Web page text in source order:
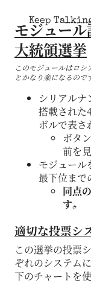
Keep
モジュー
大統領選挙
このモジュールはロシ
とかなり楽になるので
シリアルナ
搭載された
ボルで表さ
ボタ
前を
モジュール
最下位まで
同点
す。
適切な投票シ
この選挙の投票
ぞれのシステム
下のチャートを